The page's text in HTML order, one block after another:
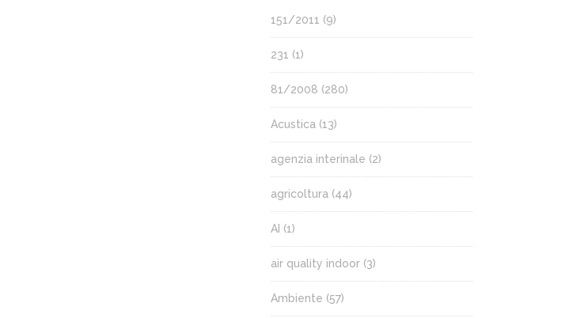
151/2011 (9)
231 (1)
81/2008 (280)
Acustica (13)
agenzia interinale (2)
agricoltura (44)
AI (1)
air quality indoor (3)
Ambiente (57)